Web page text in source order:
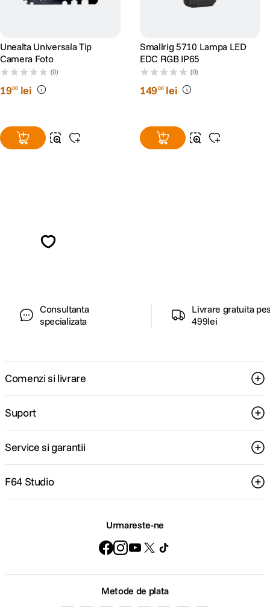
Unealta Universala Tip
Camera Foto
(0)
1900 lei
Smallrig 5710 Lampa LED
EDC RGB IP65
(0)
14900 lei
Consultanta
specializata
Livrare gratuita
499lei
Comenzi si livrare
Suport
Service si garantii
F64 Studio
Urmareste-ne
Metode de plata